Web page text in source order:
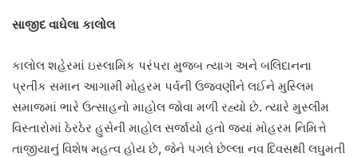
સાજીદ વાઘેલા કાલોલ
કાલોલ શહેરમાં ઇસ્લામિક પરંપરા મુજબ ત્યાગ અને બલિદાનના
પ્રતીક સમાન આગામી મોહરમ પર્વની ઉજવણીને લઈને મુસ્લિમ
સમાજમાં ભારે ઉત્સાહનો માહોલ જોવા મળી રહ્યો છે. ત્યારે મુસ્લીમ
વિસ્તારોમાં ઠેરઠેર હુસેની માહોલ સર્જાયો હતો જ્યાં મોહરમ નિમિત્તે
તાજીયાનું વિશેષ મહત્વ હોય છે, જેને પગલે છેલ્લા નવ દિવસથી લઘુમતી